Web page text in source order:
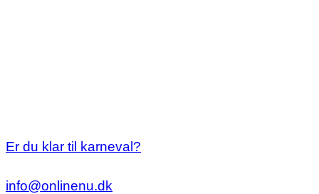
Er du klar til karneval?
info@onlinenu.dk